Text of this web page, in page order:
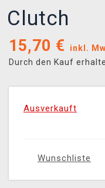
Clutch
15,70 €
inkl.
Durch den Kauf
Ausverkauft
Wunschliste